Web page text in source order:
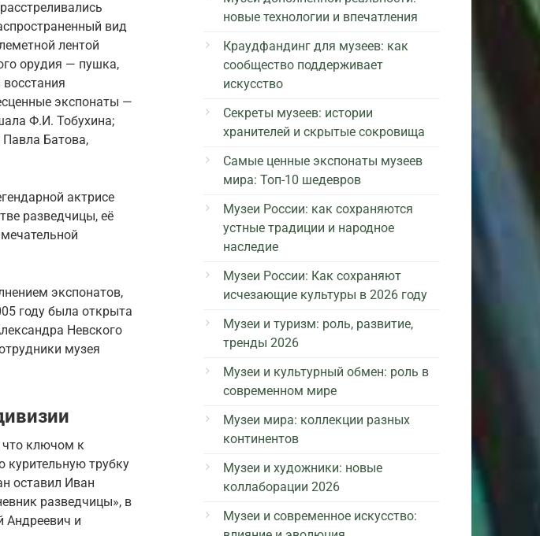
вид
лентой
орудия — пушка,
экспонаты —
Ф.И. Тобухина;
Батова,
актрисе
разведчицы, её
экспонатов,
году была открыта
Невского
музея
что ключом к
курительную трубку
оставил Иван
разведчицы», в
Андреевич и
новые технологии и впечатления
Краудфандинг для музеев: как
сообщество поддерживает
искусство
Секреты музеев: истории
хранителей и скрытые сокровища
Самые ценные экспонаты музеев
мира: Топ-10 шедевров
Музеи России: как сохраняются
устные традиции и народное
наследие
Музеи России: Как сохраняют
исчезающие культуры в 2026 году
Музеи и туризм: роль, развитие,
тренды 2026
Музеи и культурный обмен: роль в
современном мире
Музеи мира: коллекции разных
континентов
Музеи и художники: новые
коллаборации 2026
Музеи и современное искусство: